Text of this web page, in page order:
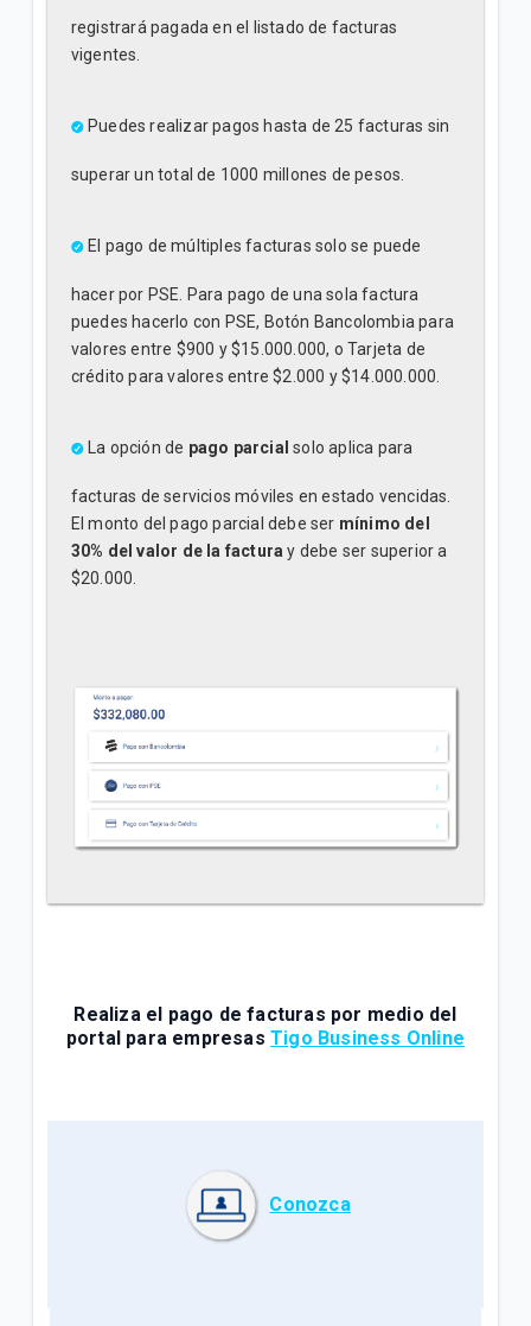
registrará pagada en el listado de facturas
vigentes.
Puedes realizar pagos hasta de 25 facturas sin
superar un total de 1000 millones de pesos.
El pago de múltiples facturas solo se puede
hacer por PSE. Para pago de una sola factura
puedes hacerlo con PSE, Botón Bancolombia para
valores entre $900 y $15.000.000, o Tarjeta de
crédito para valores entre $2.000 y $14.000.000.
La opción de pago parcial solo aplica para
facturas de servicios móviles en estado vencidas.
El monto del pago parcial debe ser mínimo del
30% del valor de la factura y debe ser superior a
$20.000.
Realiza el pago de facturas por medio del
portal para empresasTigo Business Online
Conozca